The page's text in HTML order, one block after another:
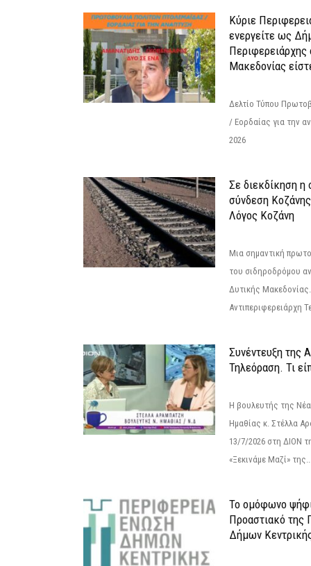
Κύριε
ενεργείτε ως
Περιφερειάρχης
Μακεδονίας
Δελτίο Τύπου
/ Εορδαίας για την
2026
Σε διεκδίκηση η
σύνδεση
Λόγος Κοζάνη
Μια σημαντική
του σιδηροδρόμου
Δυτικής
Αντιπεριφερειάρχη
Συνέντευξη της
Τηλεόραση. Τι
Η βουλευτής της
Ημαθίας κ. Στέλλα
13/7/2026 στη ΔΙΟΝ
«Ξεκινάμε Μαζί»
Το ομόφωνο
Προαστιακό της
Δήμων